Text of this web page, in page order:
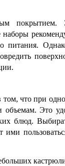
покрытием.
питания.
том, что при
объемам. Это
блюд.
ими